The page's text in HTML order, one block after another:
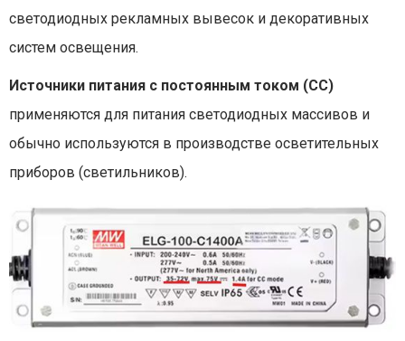
светодиодных рекламных вывесок и декоративных
систем освещения.
Источники питания с постоянным током (CC)
применяются для питания светодиодных массивов и
обычно используются в производстве осветительных
приборов (светильников).